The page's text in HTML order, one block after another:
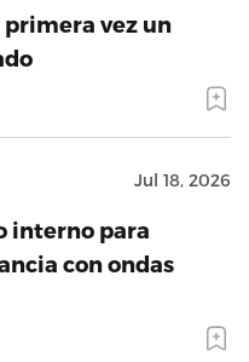
primera vez un
Jul 18, 2026
interno para
con ondas